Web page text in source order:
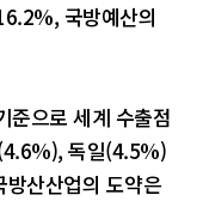
국방예산의
준으로 세계 수출점
독일(4.5%)
산산업의 도약은